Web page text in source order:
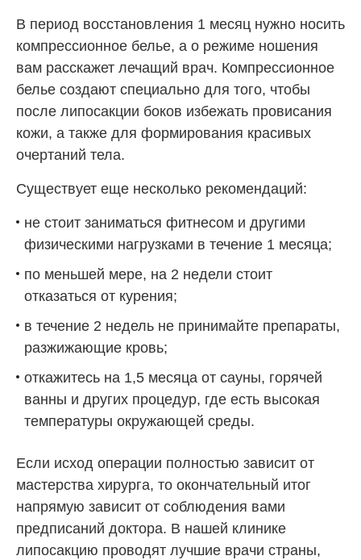
В период восстановления 1 месяц нужно носить
компрессионное белье, а о режиме ношения
вам расскажет лечащий врач. Компрессионное
белье создают специально для того, чтобы
после липосакции боков избежать провисания
кожи, а также для формирования красивых
очертаний тела.
Существует еще несколько рекомендаций:
не стоит заниматься фитнесом и другими
физическими нагрузками в течение 1 месяца;
по меньшей мере, на 2 недели стоит
отказаться от курения;
в течение 2 недель не принимайте препараты,
разжижающие кровь;
откажитесь на 1,5 месяца от сауны, горячей
ванны и других процедур, где есть высокая
температуры окружающей среды.
Если исход операции полностью зависит от
мастерства хирурга, то окончательный итог
напрямую зависит от соблюдения вами
предписаний доктора. В нашей клинике
липосакцию проводят лучшие врачи страны,